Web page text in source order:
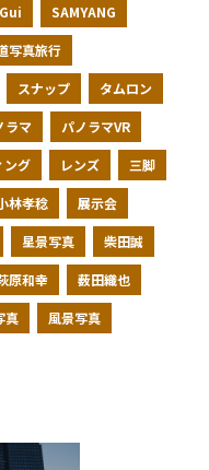
SAMYANG
写真旅行
スナップ タムロン
ラマ パノラマVR
ング レンズ 三脚
林孝稔 展示会
星景写真 柴田誠
原和幸 薮田織也
真 風景写真